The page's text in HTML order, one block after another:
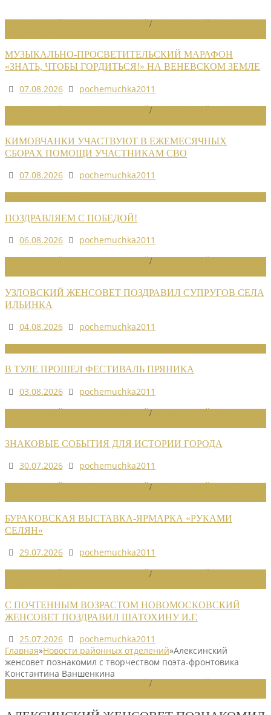
/
МУЗЫКАЛЬНО-ПРОСВЕТИТЕЛЬСКИЙ МАРАФОН
«ЗНАТЬ, ЧТОБЫ ГОРДИТЬСЯ!» НА ВЕНЕВСКОМ ЗЕМЛЕ
07.08.2026
pochemuchka2011
/
КИМОВЧАНКИ УЧАСТВУЮТ В ЕЖЕМЕСЯЧНЫХ
СБОРАХ ПОМОЩИ УЧАСТНИКАМ СВО
07.08.2026
pochemuchka2011
ПОЗДРАВЛЯЕМ С ПОБЕДОЙ!
06.08.2026
pochemuchka2011
/
УЗЛОВСКИЙ ЖЕНСОВЕТ ПОЗДРАВИЛ СУПРУГОВ СЕЛА
ИЛЬИНКА
04.08.2026
pochemuchka2011
В ТУЛЕ ПРОШЕЛ ФЕСТИВАЛЬ ПРЯНИКА
03.08.2026
pochemuchka2011
/
ЗНАКОВЫЕ СОБЫТИЯ ДЛЯ ИСТОРИИ ГОРОДА
30.07.2026
pochemuchka2011
/
БУРАКОВСКАЯ ВЫСТАВКА-ЯРМАРКА «РУКАМИ
СЕЛЯН»
29.07.2026
pochemuchka2011
/
С ПОЧТЕННЫМ ВОЗРАСТОМ НОВОМОСКОВСКИЙ
ЖЕНСОВЕТ ПОЗДРАВИЛ ШАТОХИНУ И.Г.
25.07.2026
pochemuchka2011
Главная»Новости районных отделений»Алексинский
женсовет познакомил с творчеством поэта-фронтовика
Константина Ваншенкина
/